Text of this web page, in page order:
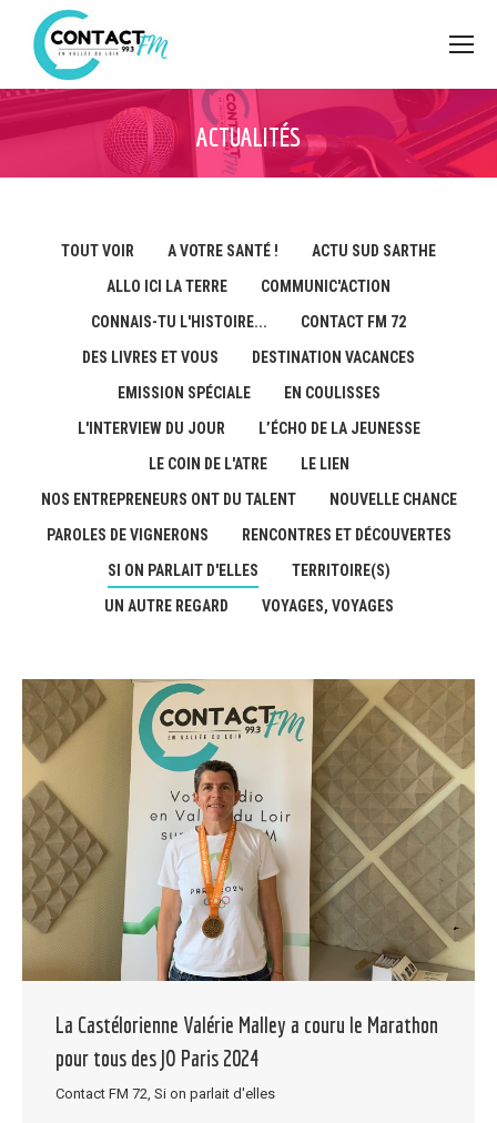
ACTUALITÉS
TOUT VOIR A VOTRE SANTÉ !
ACTU SUD SARTHE
ALLO ICI LA TERRE
COMMUNIC'ACTION
CONNAIS-TU L'HISTOIRE...
CONTACT FM 72
DES LIVRES ET VOUS
DESTINATION VACANCES
EMISSION SPÉCIALE
EN COULISSES
L'INTERVIEW DU JOUR
L’ÉCHO DE LA JEUNESSE
LE COIN DE L'ATRE
LE LIEN
NOS ENTREPRENEURS ONT DU TALENT
NOUVELLE CHANCE
PAROLES DE VIGNERONS
RENCONTRES ET DÉCOUVERTES
SI ON PARLAIT D'ELLES
TERRITOIRE(S)
UN AUTRE REGARD
VOYAGES, VOYAGES
La Castélorienne Valérie Malley a couru le Marathon
pour tous des JO Paris 2024
Contact FM 72 Si on parlait d'elles